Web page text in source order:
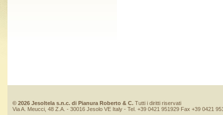
© 2026 Jesoltela s.n.c. di Pianura Roberto & C. Tutti i diritti riservati
Via A. Meucci, 48 Z.A. - 30016 Jesolo VE Italy - Tel. +39 0421 951929 Fax +39 0421